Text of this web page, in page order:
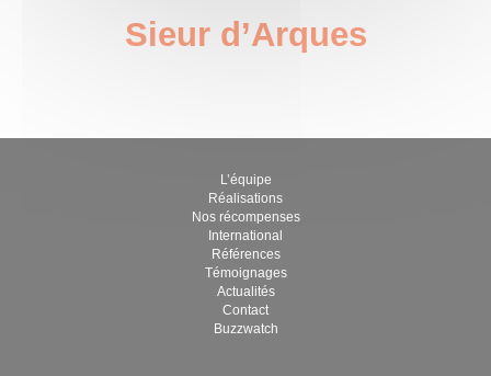
Sieur d’Arques
L’équipe
Réalisations
Nos récompenses
International
Références
Témoignages
Actualités
Contact
Buzzwatch